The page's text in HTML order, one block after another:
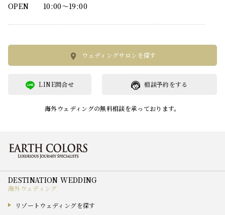
OPEN
10:00〜19:00
ウェディングサロンを探す
相談予約をする
LINE問合せ
海外ウェディングの無料相談を承っております。
海外ウェディング
リゾートウェディングを探す